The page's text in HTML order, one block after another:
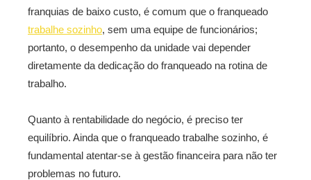
franquias de baixo custo, é comum que o franqueado
trabalhe sozinho, sem uma equipe de funcionários;
portanto, o desempenho da unidade vai depender
diretamente da dedicação do franqueado na rotina de
trabalho.
Quanto à rentabilidade do negócio, é preciso ter
equilíbrio. Ainda que o franqueado trabalhe sozinho, é
fundamental atentar-se à gestão financeira para não ter
problemas no futuro.